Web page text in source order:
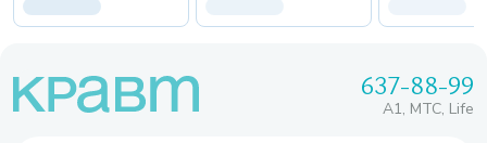
637-88-99
A1, МТС, Life